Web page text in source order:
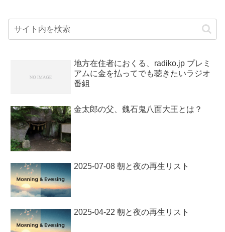
地方在住者におくる、radiko.jp プレミ
アムに金を払ってでも聴きたいラジオ
番組
金太郎の父、魏石鬼八面大王とは？
2025-07-08 朝と夜の再生リスト
2025-04-22 朝と夜の再生リスト